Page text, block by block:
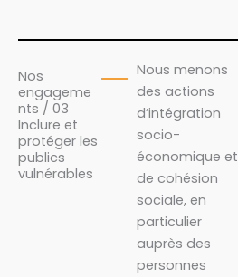
Nos
engageme
nts / 03
Inclure et
protéger les
publics
vulnérables
Nous menons
des actions
d’intégration
socio-
économique et
de cohésion
sociale, en
particulier
auprès des
personnes